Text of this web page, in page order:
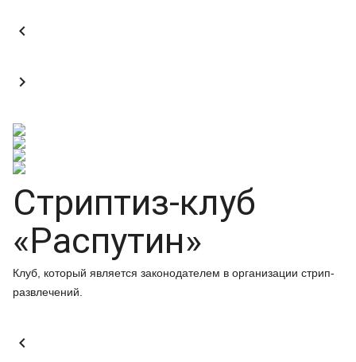


Стриптиз-клуб
«Распутин»
Клуб, который является законодателем в организации стрип-
развлечений.
